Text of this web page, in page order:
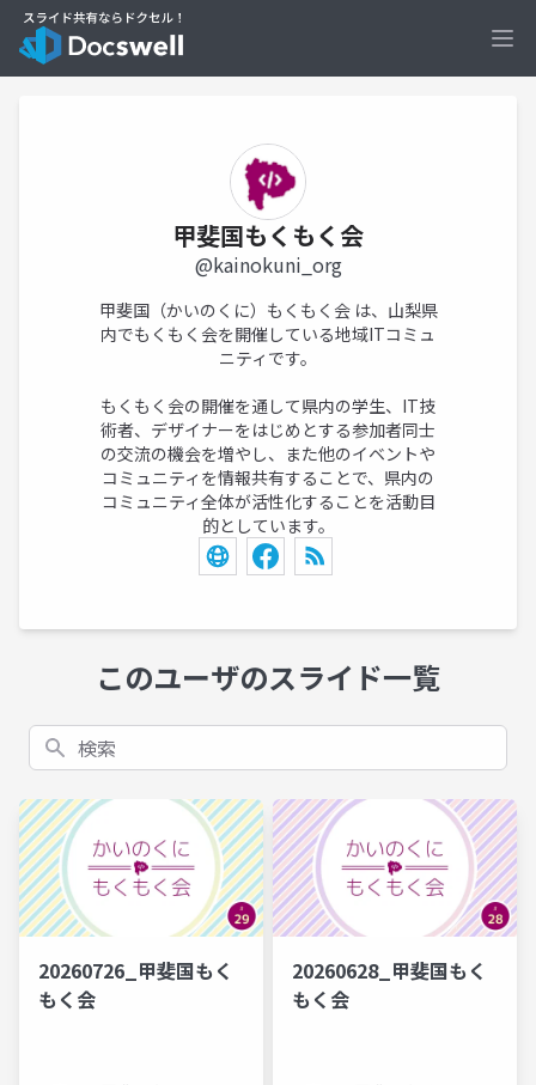
甲斐国もくもく会
@kainokuni_org
甲斐国（かいのくに）もくもく会 は、山梨県
内でもくもく会を開催している地域ITコミュ
ニティです。
もくもく会の開催を通して県内の学生、IT技
術者、デザイナーをはじめとする参加者同士
の交流の機会を増やし、また他のイベントや
コミュニティを情報共有することで、県内の
コミュニティ全体が活性化することを活動目
的としています。
このユーザのスライド一覧
検索
20260726_甲斐国もく
もく会
20260628_甲斐国もく
もく会